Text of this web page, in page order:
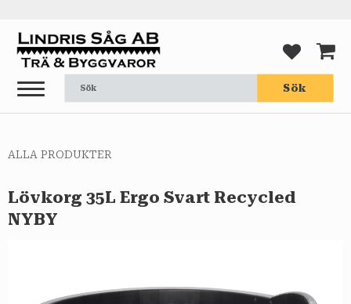
Meny
Sök
ALLA PRODUKTER
Lövkorg 35L Ergo Svart Recycled
NYBY